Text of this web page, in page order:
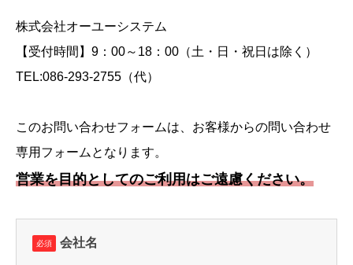
株式会社オーユーシステム
【受付時間】9：00～18：00（土・日・祝日は除く）
TEL:086-293-2755（代）
このお問い合わせフォームは、お客様からの問い合わせ
専用フォームとなります。
営業を目的としてのご利用はご遠慮ください。
必須 会社名